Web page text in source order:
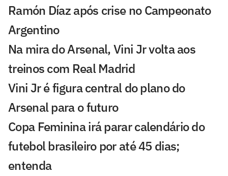
Ramón Díaz após crise no Campeonato
Argentino
Na mira do Arsenal, Vini Jr volta aos
treinos com Real Madrid
Vini Jr é figura central do plano do
Arsenal para o futuro
Copa Feminina irá parar calendário do
futebol brasileiro por até 45 dias;
entenda